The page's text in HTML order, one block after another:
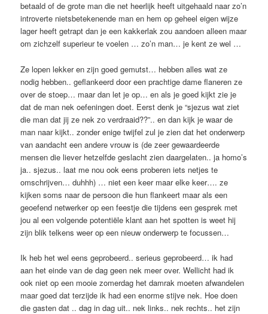
betaald of de grote man die net heerlijk heeft uitgehaald naar zo’n
introverte nietsbetekenende man en hem op geheel eigen wijze
lager heeft getrapt dan je een kakkerlak zou aandoen alleen maar
om zichzelf superieur te voelen … zo’n man… je kent ze wel …
Ze lopen lekker en zijn goed gemutst… hebben alles wat ze
nodig hebben.. geflankeerd door een prachtige dame flaneren ze
over de stoep… maar dan let je op… en als je goed kijkt zie je
dat de man nek oefeningen doet. Eerst denk je “sjezus wat ziet
die man dat jij ze nek zo verdraaid??”.. en dan kijk je waar de
man naar kijkt.. zonder enige twijfel zul je zien dat het onderwerp
van aandacht een andere vrouw is (de zeer gewaardeerde
mensen die liever hetzelfde geslacht zien daargelaten.. ja homo’s
ja.. sjezus.. laat me nou ook eens proberen iets netjes te
omschrijven… duhhh) … niet een keer maar elke keer…. ze
kijken soms naar de persoon die hun flankeert maar als een
geoefend netwerker op een feestje die tijdens een gesprek met
jou al een volgende potentiële klant aan het spotten is weet hij
zijn blik telkens weer op een nieuw onderwerp te focussen…
Ik heb het wel eens geprobeerd.. serieus geprobeerd… ik had
aan het einde van de dag geen nek meer over. Wellicht had ik
ook niet op een mooie zomerdag het damrak moeten afwandelen
maar goed dat terzijde ik had een enorme stijve nek. Hoe doen
die gasten dat .. dag in dag uit.. nek links.. nek rechts.. het zijn